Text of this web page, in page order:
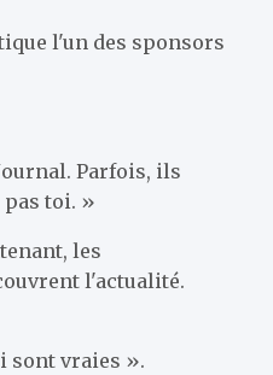
l'un des sponsors
Parfois, ils
toi. »
les
l'actualité.
sont vraies ».